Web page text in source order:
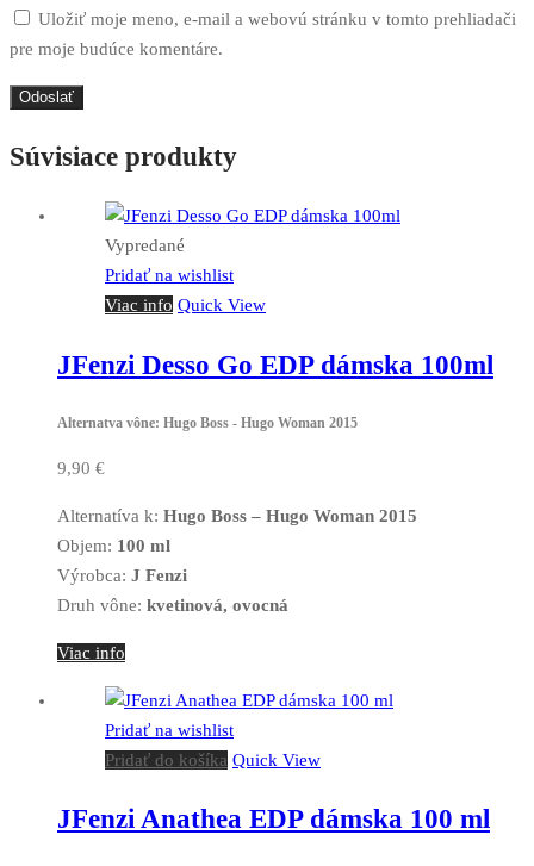
Uložiť moje meno, e-mail a webovú stránku v tomto prehliadači
pre moje budúce komentáre.
Súvisiace produkty
Vypredané
Pridať na wishlist
Viac info Quick View
JFenzi Desso Go EDP dámska 100ml
Alternatva vône: Hugo Boss - Hugo Woman 2015
9,90 €
Alternatíva k: Hugo Boss – Hugo Woman 2015
Objem: 100 ml
Výrobca: J Fenzi
Druh vône: kvetinová, ovocná
Viac info
Pridať na wishlist
Pridať do košíka Quick View
JFenzi Anathea EDP dámska 100 ml